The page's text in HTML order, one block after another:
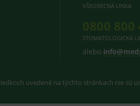
VŠEOBECNÁ LINKA
STOMATOLOGICKÁ
alebo
uvedené na týchto stránkach nie sú